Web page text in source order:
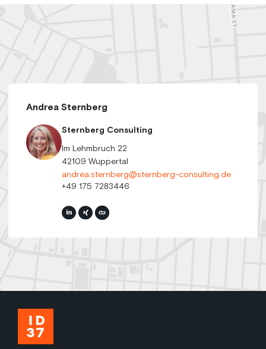
Andrea Sternberg
Sternberg Consulting
Im Lehmbruch 22
42109 Wuppertal
andrea.sternberg@sternberg-consulting.de
+49 175 7283446